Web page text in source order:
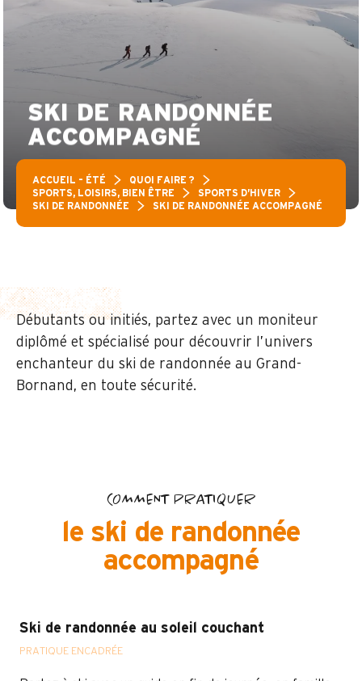
SKI DE RANDONNÉE
ACCOMPAGNÉ
ACCUEIL – ÉTÉ
QUOI FAIRE ?
SPORTS, LOISIRS, BIEN ÊTRE
SPORTS D’HIVER
SKI DE RANDONNÉE
SKI DE RANDONNÉE ACCOMPAGNÉ
Débutants ou initiés, partez avec un moniteur
diplômé et spécialisé pour découvrir l’univers
enchanteur du ski de randonnée au Grand-
Bornand, en toute sécurité.
COMMENT PRATIQUER
le ski de randonnée
accompagné
Ski de randonnée au soleil couchant
PRATIQUE ENCADRÉE